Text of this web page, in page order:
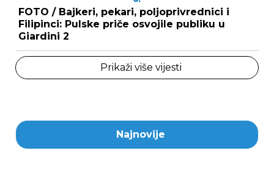
FOTO / Bajkeri, pekari, poljoprivrednici i
Filipinci: Pulske priče osvojile publiku u
Giardini 2
Prikaži više vijesti
Najnovije